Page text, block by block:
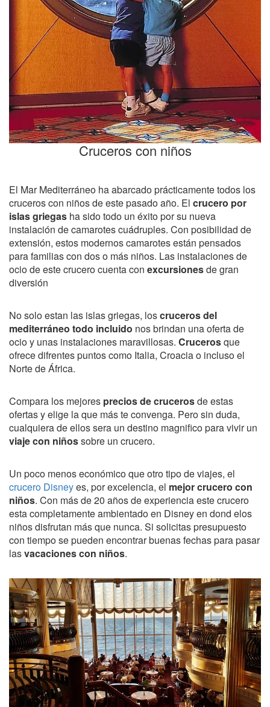
Cruceros con niños
El Mar Mediterráneo ha abarcado prácticamente todos los
cruceros con niños de este pasado año. El crucero por
islas griegas ha sido todo un éxito por su nueva
instalación de camarotes cuádruples. Con posibilidad de
extensión, estos modernos camarotes están pensados
para familias con dos o más niños. Las instalaciones de
ocio de este crucero cuenta con excursionesde gran
diversión
No solo estan las islas griegas, loscruceros del
mediterráneo todo incluido nos brindan una oferta de
ocio y unas instalaciones maravillosas. Crucerosque
ofrece difrentes puntos como Italia, Croacia o incluso el
Norte de África.
Compara los mejores precios de crucerosde estas
ofertas y elige la que más te convenga. Pero sin duda,
cualquiera de ellos sera un destino magnifico para vivir un
viaje con niñossobre un crucero.
Un poco menos económico que otro tipo de viajes, el
crucero Disneyes, por excelencia, el mejor crucero con
niños. Con más de 20 años de experiencia este crucero
esta completamente ambientado en Disney en dond elos
niños disfrutan más que nunca. Si solicitas presupuesto
con tiempo se pueden encontrar buenas fechas para pasar
lasvacaciones con niños.